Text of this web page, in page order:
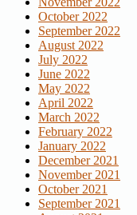
October 2022
September 2022
August 2022
July 2022
June 2022
May 2022
April 2022
March 2022
February 2022
January 2022
December 2021
November 2021
October 2021
September 2021